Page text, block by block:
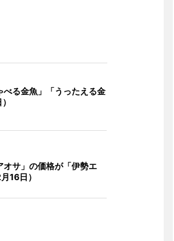
べる金魚」「うったえる金
オサ」の価格が「伊勢エ
16日）